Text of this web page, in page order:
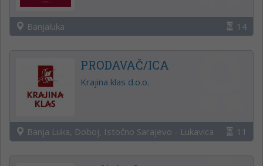
Banjaluka 14
PRODAVAČ/ICA
Krajina klas d.o.o.
Banja Luka, Doboj, Istočno Sarajevo - Lukavica 11